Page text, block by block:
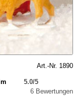
Art.-Nr. 1890
5.0/5
6 Bewertungen